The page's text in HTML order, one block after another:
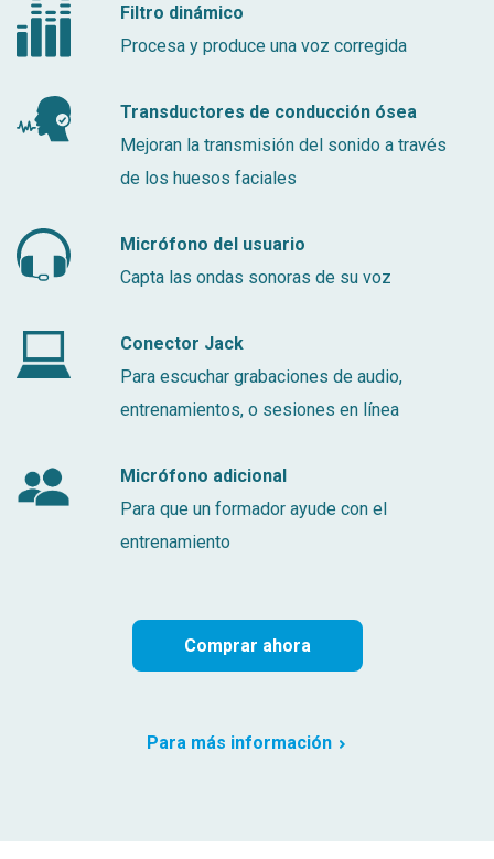
Filtro dinámico
Procesa y produce una voz corregida
Transductores de conducción ósea
Mejoran la transmisión del sonido a través
de los huesos faciales
Micrófono del usuario
Capta las ondas sonoras de su voz
Conector Jack
Para escuchar grabaciones de audio,
entrenamientos, o sesiones en línea
Micrófono adicional
Para que un formador ayude con el
entrenamiento
Comprar ahora
Para más información